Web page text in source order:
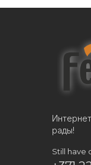
рады!
Still have